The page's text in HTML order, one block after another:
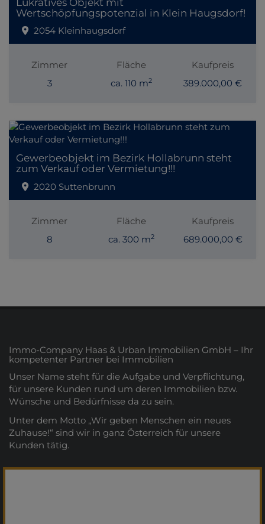
Wertschöpfungspotenzial in Klein Haugsdorf!
2054 Kleinhaugsdorf
Zimmer
3
Fläche
ca. 110 m2
Kaufpreis
389.000,00 €
Gewerbeobjekt im Bezirk Hollabrunn steht
zum Verkauf oder Vermietung!!!
2020 Suttenbrunn
Zimmer
8
Fläche
ca. 300 m2
Kaufpreis
689.000,00 €
Immo-Company Haas & Urban Immobilien GmbH – Ihr
kompetenter Partner bei Immobilien
Unser Name steht für die Aufgabe und Verpflichtung,
für unsere Kunden rund um deren Immobilien bzw.
Wünsche und Bedürfnisse da zu sein.
Unter dem Motto „Wir geben Menschen ein neues
Zuhause!“ sind wir in ganz Österreich für unsere
Kunden tätig.